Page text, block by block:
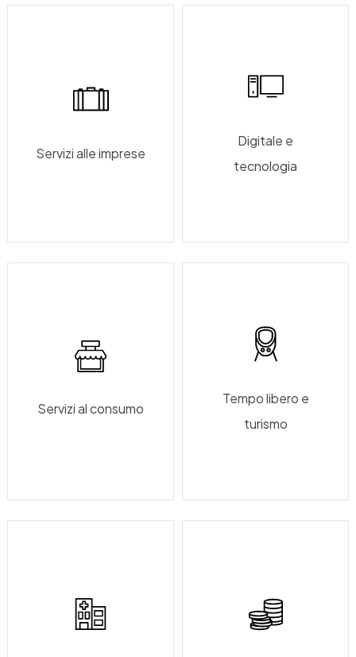
Servizi alle imprese
Digitale e
tecnologia
Servizi al consumo
Tempo libero e
turismo